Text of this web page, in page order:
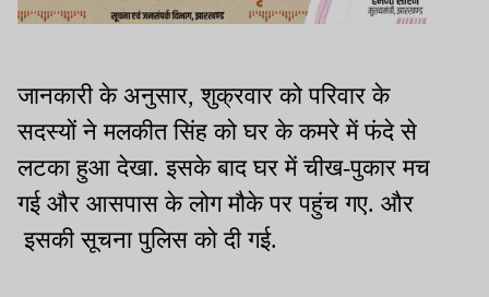
जानकारी के अनुसार, शुक्रवार को परिवार के
सदस्यों ने मलकीत सिंह को घर के कमरे में फंदे से
लटका हुआ देखा. इसके बाद घर में चीख-पुकार मच
गई और आसपास के लोग मौके पर पहुंच गए. और
इसकी सूचना पुलिस को दी गई.